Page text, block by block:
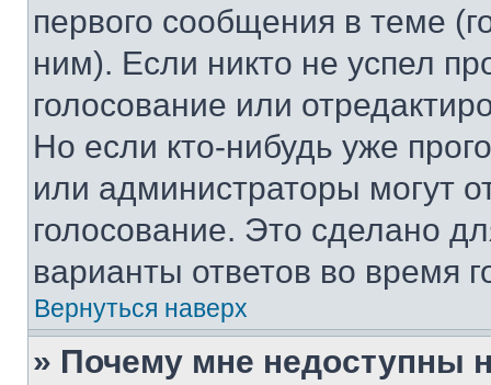
первого сообщения в теме
ним). Если никто не успел
голосование или
Но если кто-нибудь уже
или администраторы могут
голосование. Это сделано
варианты ответов во время
Вернуться наверх
» Почему мне недоступны